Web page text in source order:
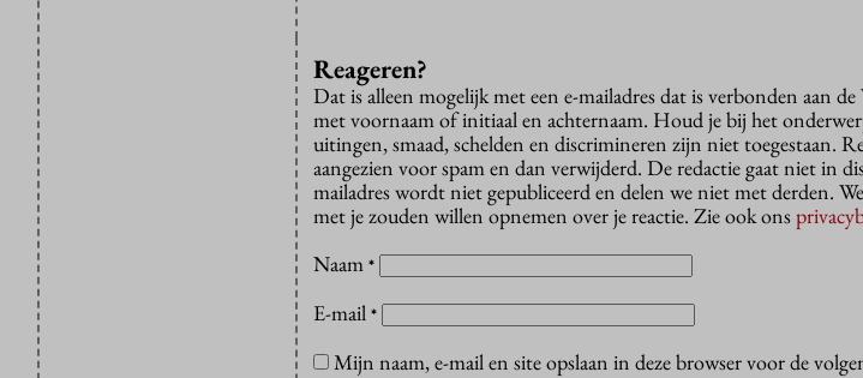
Reageren?
Dat is alleen mogelijk met een e-mailadres dat is verbonden aan
met voornaam of initiaal en achternaam. Houd je bij het
uitingen, smaad, schelden en discrimineren zijn niet toegestaan.
aangezien voor spam en dan verwijderd. De redactie gaat niet in
mailadres wordt niet gepubliceerd en delen we niet met derden.
met je zouden willen opnemen over je reactie. Zie ook ons
Naam *
E-mail *
Mijn naam, e-mail en site opslaan in deze browser voor de